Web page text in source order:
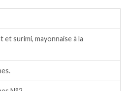
et surimi, mayonnaise à la